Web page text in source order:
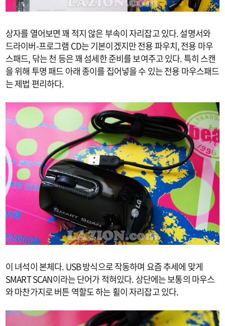
상자를 열어보면 꽤 적지 않은 부속이 자리잡고 있다. 설명서와
드라이버-프로그램 CD는 기본이겠지만 전용 파우치, 전용 마우
스패드, 닦는 천 등은 꽤 섬세한 준비를 보여주고 있다. 특히 스캔
을 위해 투명 패드 아래 종이를 집어넣을 수 있는 전용 마우스패드
는 제법 편리하다.
이 녀석이 본체다. USB 방식으로 작동하며 요즘 추세에 맞게
SMART SCAN이라는 단어가 적혀있다. 상단에는 보통의 마우스
와 마찬가지로 버튼 역할도 하는 휠이 자리잡고 있다.